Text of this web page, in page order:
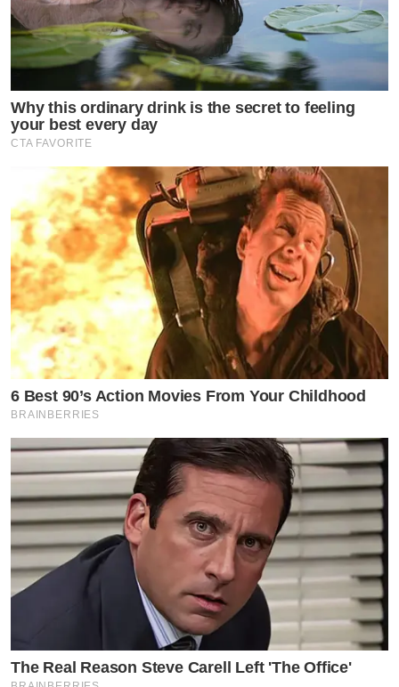
Why this ordinary drink is the secret to feeling
your best every day
CTA FAVORITE
6 Best 90’s Action Movies From Your Childhood
BRAINBERRIES
The Real Reason Steve Carell Left 'The Office'